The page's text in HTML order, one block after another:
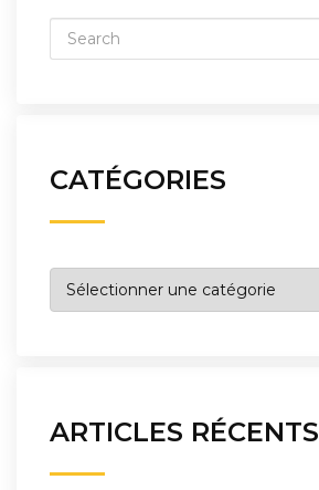
CATÉGORIES
Catégories
ARTICLES RÉCENTS